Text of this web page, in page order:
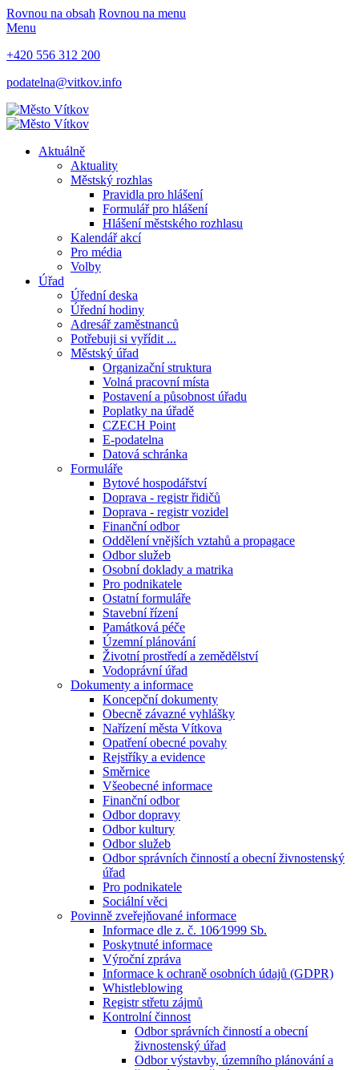
Rovnou na obsah Rovnou na menu
Menu
+420 556 312 200
podatelna@vitkov.info
Aktuálně
Aktuality
Městský rozhlas
Pravidla pro hlášení
Formulář pro hlášení
Hlášení městského rozhlasu
Kalendář akcí
Pro média
Volby
Úřad
Úřední deska
Úřední hodiny
Adresář zaměstnanců
Potřebuji si vyřídit ...
Městský úřad
Organizační struktura
Volná pracovní místa
Postavení a působnost úřadu
Poplatky na úřadě
CZECH Point
E-podatelna
Datová schránka
Formuláře
Bytové hospodářství
Doprava - registr řidičů
Doprava - registr vozidel
Finanční odbor
Oddělení vnějších vztahů a propagace
Odbor služeb
Osobní doklady a matrika
Pro podnikatele
Ostatní formuláře
Stavební řízení
Památková péče
Územní plánování
Životní prostředí a zemědělství
Vodoprávní úřad
Dokumenty a informace
Koncepční dokumenty
Obecně závazné vyhlášky
Nařízení města Vítkova
Opatření obecné povahy
Rejstříky a evidence
Směrnice
Všeobecné informace
Finanční odbor
Odbor dopravy
Odbor kultury
Odbor služeb
Odbor správních činností a obecní živnostenský
úřad
Pro podnikatele
Sociální věci
Povinně zveřejňované informace
Informace dle z. č. 106⁄1999 Sb.
Poskytnuté informace
Výroční zpráva
Informace k ochraně osobních údajů (GDPR)
Whistleblowing
Registr střetu zájmů
Kontrolní činnost
Odbor správních činností a obecní
živnostenský úřad
Odbor výstavby, územního plánování a